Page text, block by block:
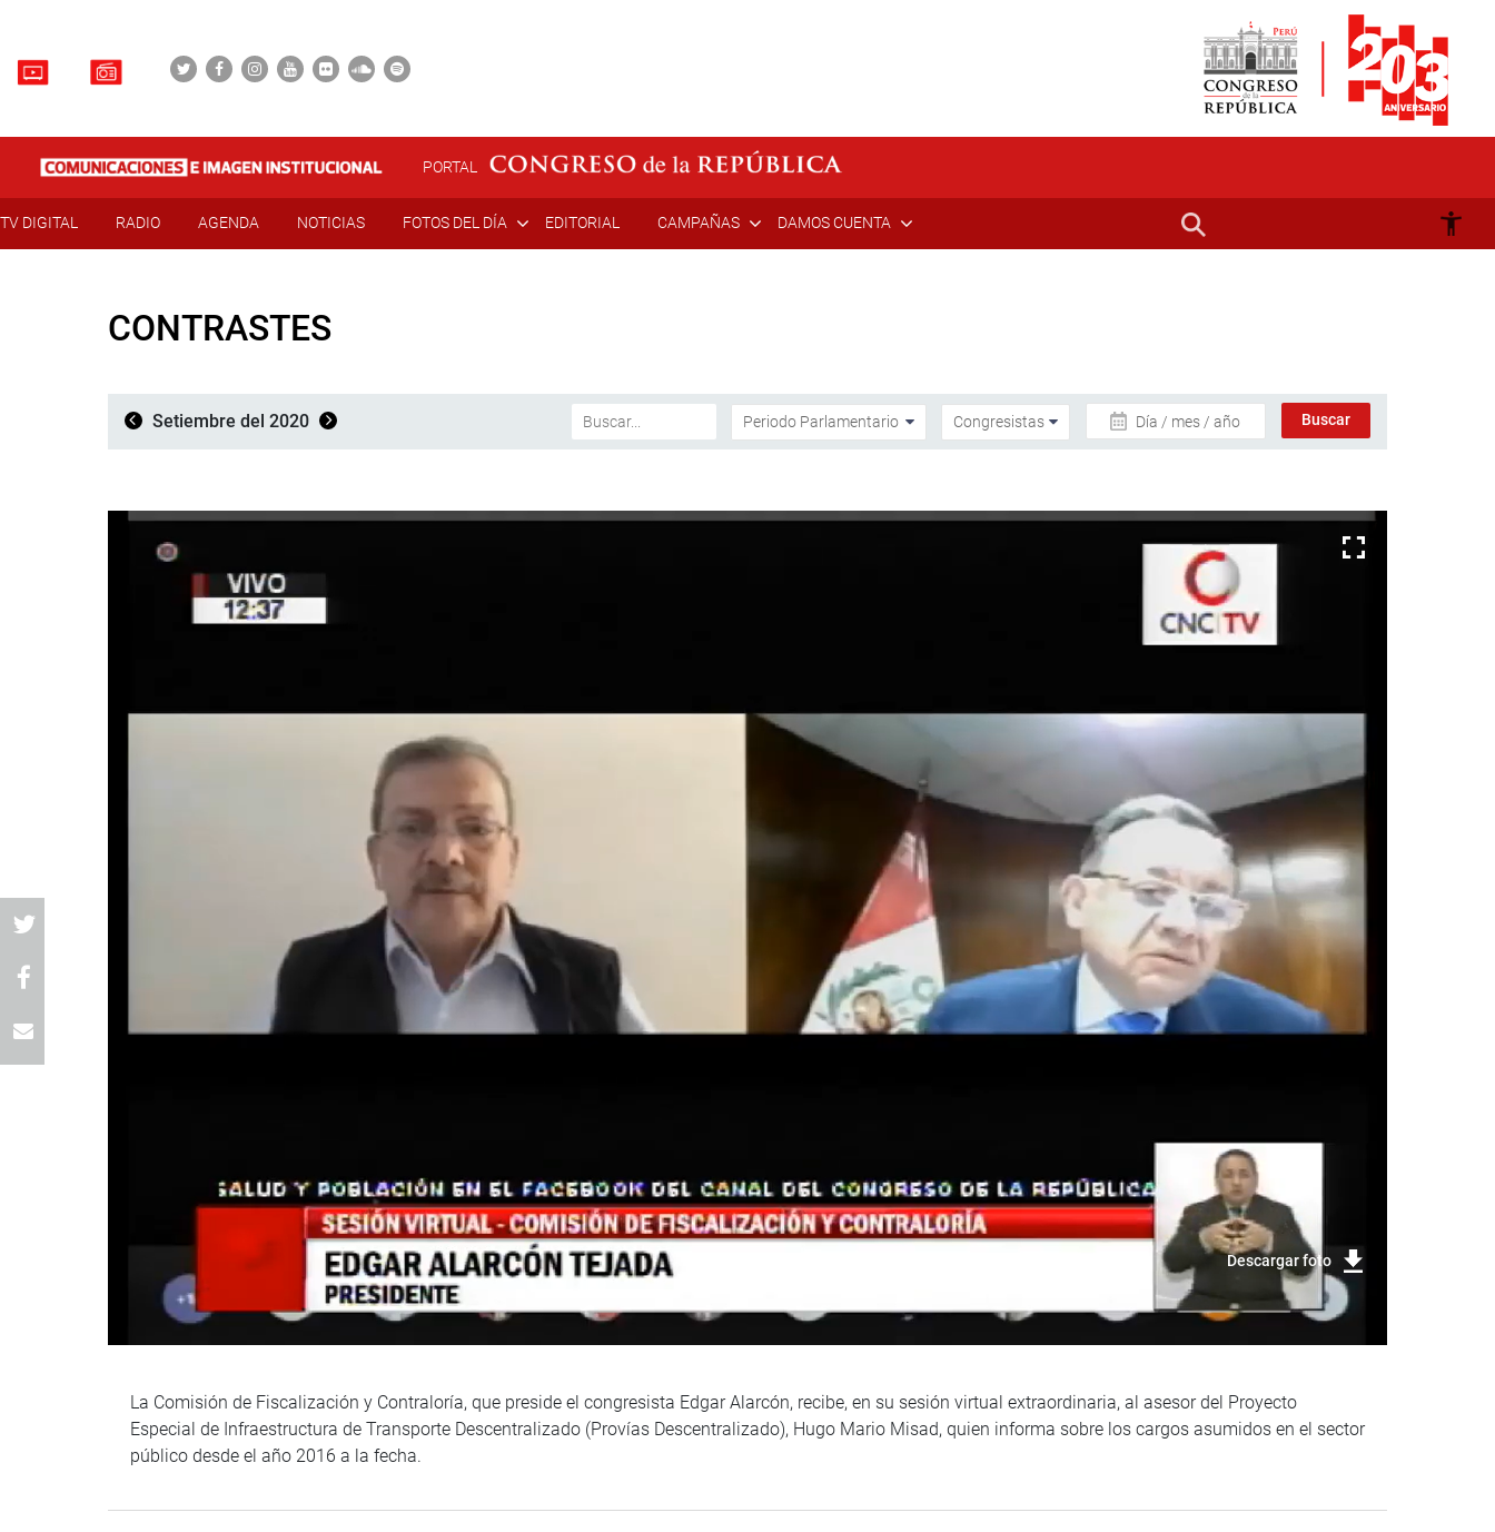
PORTAL
TV DIGITAL RADIO AGENDA NOTICIAS FOTOS DEL DÍA EDITORIAL CAMPAÑAS DAMOS CUENTA
CONTRASTES
Setiembre del 2020 Día / mes / año
Descargar foto
La Comisión de Fiscalización y Contraloría, que preside el congresista Edgar Alarcón, recibe, en su sesión virtual extraordinaria, al asesor del Proyecto
Especial de Infraestructura de Transporte Descentralizado (Provías Descentralizado), Hugo Mario Misad, quien informa sobre los cargos asumidos en el sector
público desde el año 2016 a la fecha.